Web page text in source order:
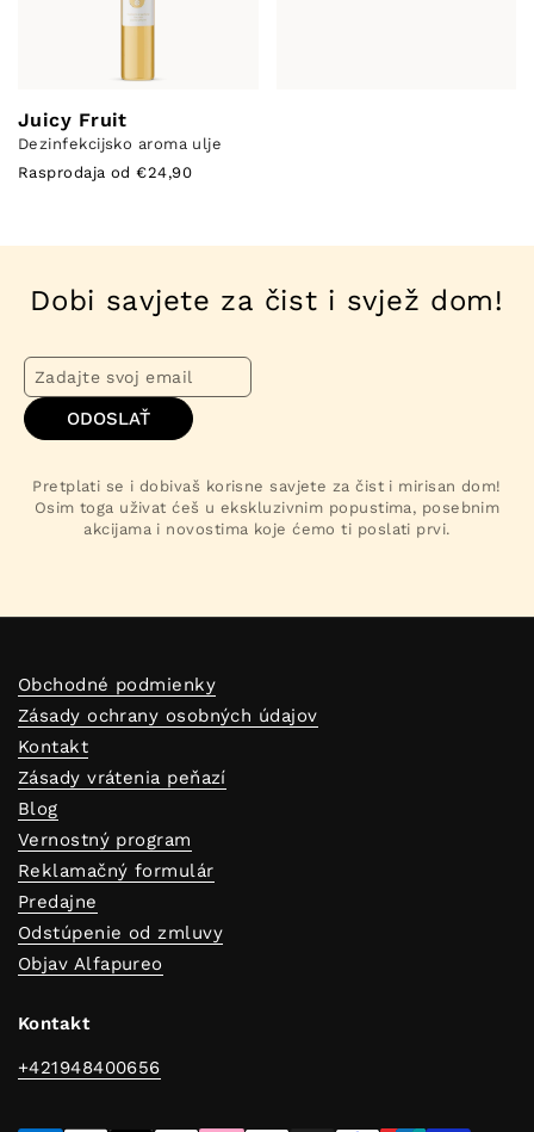
Juicy Fruit
Dezinfekcijsko aroma ulje
Rasprodaja od €24,90
Dobi savjete za čist i svjež dom!
ODOSLAŤ
Pretplati se i dobivaš korisne savjete za čist i mirisan dom!
Osim toga uživat ćeš u ekskluzivnim popustima, posebnim
akcijama i novostima koje ćemo ti poslati prvi.
Obchodné podmienky
Zásady ochrany osobných údajov
Kontakt
Zásady vrátenia peňazí
Blog
Vernostný program
Reklamačný formulár
Predajne
Odstúpenie od zmluvy
Objav Alfapureo
Kontakt
+421948400656